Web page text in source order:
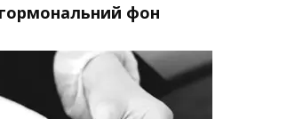
гормональний фон